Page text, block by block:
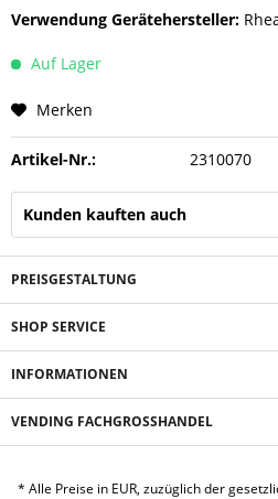
Verwendung Gerätehersteller:
Auf Lager
Merken
Artikel-Nr.: 2310070
Kunden kauften auch
PREISGESTALTUNG
SHOP SERVICE
INFORMATIONEN
VENDING FACHGROSSHANDEL
* Alle Preise in EUR, zuzüglich der